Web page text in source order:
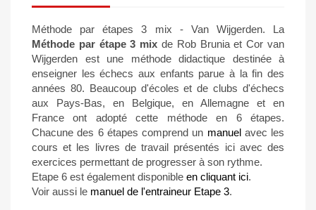
Méthode par étapes 3 mix - Van Wijgerden. La
Méthode par étape 3 mix de Rob Brunia et Cor van
Wijgerden est une méthode didactique destinée à
enseigner les échecs aux enfants parue à la fin des
années 80. Beaucoup d'écoles et de clubs d'échecs
aux Pays-Bas, en Belgique, en Allemagne et en
France ont adopté cette méthode en 6 étapes.
Chacune des 6 étapes comprend un manuelavec les
cours et les livres de travail présentés ici avec des
exercices permettant de progresser à son rythme.
Etape 6 est également disponible en cliquant ici.
Voir aussi le manuel de l'entraineur Etape 3.